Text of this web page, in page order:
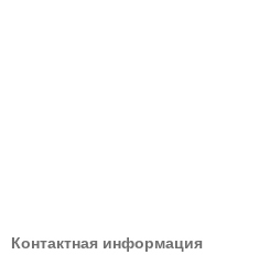
Контактная информация